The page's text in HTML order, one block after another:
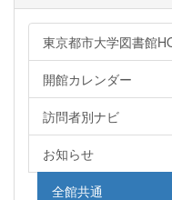
東京都市大学図書館
開館カレンダー
訪問者別ナビ
お知らせ
全館共通